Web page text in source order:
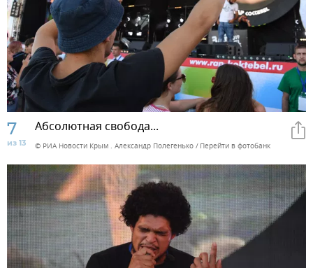
7
из 13
Абсолютная свобода...
© РИА Новости Крым . Александр Полегенько Перейти в фотобанк